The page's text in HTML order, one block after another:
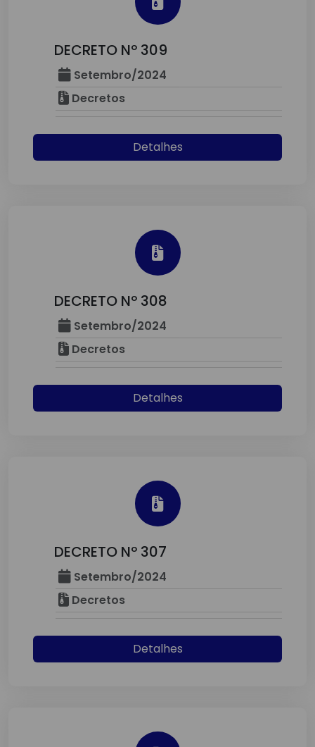
DECRETO Nº 309
Setembro/2024
Decretos
Detalhes
DECRETO Nº 308
Setembro/2024
Decretos
Detalhes
DECRETO Nº 307
Setembro/2024
Decretos
Detalhes